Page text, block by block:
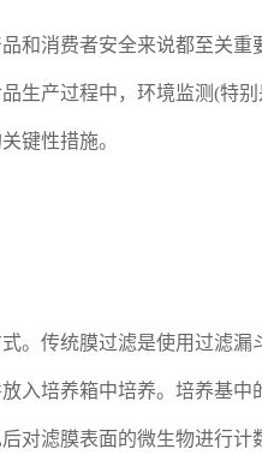
和消费者安全来说都至关
生产过程中，环境监测(特
键性措施。
。传统膜过滤是使用过滤
入培养箱中培养。培养基
对滤膜表面的微生物进行计